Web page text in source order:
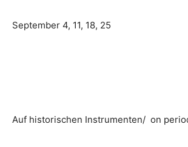
September 4, 11, 18, 25
Auf historischen Instrumenten/ on